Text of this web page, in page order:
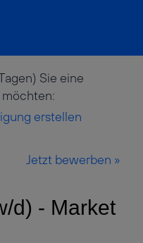
Sie eine
erstellen
Jetzt bewerben »
d) - Market